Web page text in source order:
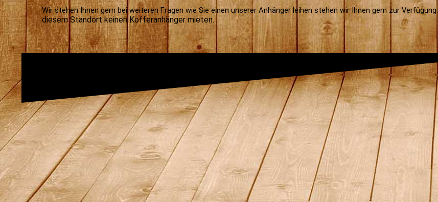
Wir stehen Ihnen gern bei weiteren Fragen wie Sie einen unserer Anhänger leihen stehen wir Ihnen gern zur Verfügung.
diesem Standort keinen Kofferanhänger mieten.